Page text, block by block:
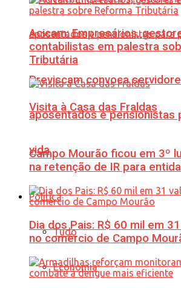
Previscam convoca
aposentados e pensionistas
vida
Política
Tudo
Economia
Acicam: Empresários,
contabilistas em palestra
Tributária
Visita à Casa das Fraldas
Campo Mourão ficou em 3º
na retenção de IR para
Dia dos Pais: R$ 60 mil em
no comércio de Campo